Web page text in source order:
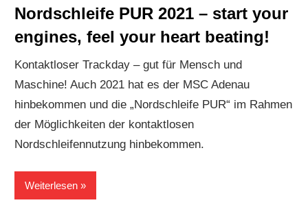
Nordschleife PUR 2021 – start your
engines, feel your heart beating!
Kontaktloser Trackday – gut für Mensch und
Maschine! Auch 2021 hat es der MSC Adenau
hinbekommen und die „Nordschleife PUR“ im Rahmen
der Möglichkeiten der kontaktlosen
Nordschleifennutzung hinbekommen.
Weiterlesen